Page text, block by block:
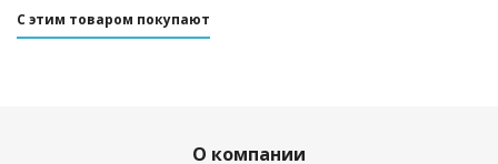
С этим товаром покупают
О компании